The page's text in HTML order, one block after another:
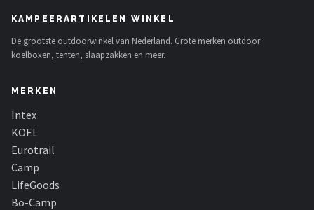
Intex
KOEL
Eurotrail
Camp
Bo-Camp
KAMPEERARTIKELEN WINKEL
De grootste outdoorwinkel van Nederland. Grote merken outdoor
koelboxen, tenten, slaapzakken en meer.
MERKEN
Intex
KOEL
Eurotrail
Camp
LifeGoods
Bo-Camp